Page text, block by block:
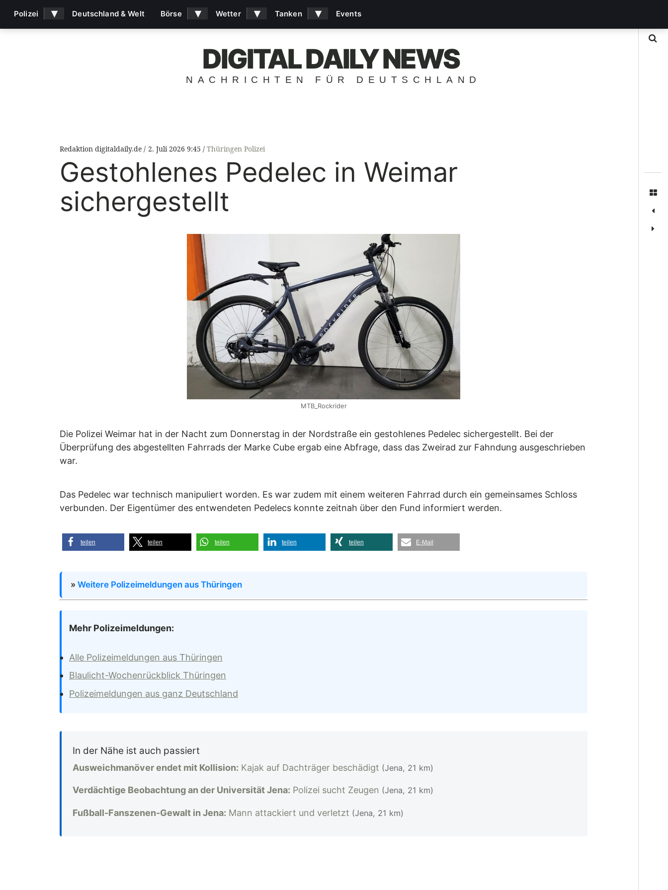
DIGITAL DAILY NEWS
NACHRICHTEN FÜR DEUTSCHLAND
Redaktion digitaldaily.de 2. Juli 2026 9:45 Thüringen Polizei
Gestohlenes Pedelec in Weimar
sichergestellt
MTB_Rockrider
Die Polizei Weimar hat in der Nacht zum Donnerstag in der Nordstraße ein gestohlenes Pedelec sichergestellt. Bei der
Überprüfung des abgestellten Fahrrads der Marke Cube ergab eine Abfrage, dass das Zweirad zur Fahndung ausgeschrieben
war.
Das Pedelec war technisch manipuliert worden. Es war zudem mit einem weiteren Fahrrad durch ein gemeinsames Schloss
verbunden. Der Eigentümer des entwendeten Pedelecs konnte zeitnah über den Fund informiert werden.
teilen teilen teilen teilen teilen E-Mail
» Weitere Polizeimeldungen aus Thüringen
Mehr Polizeimeldungen:
Alle Polizeimeldungen aus Thüringen
Blaulicht-Wochenrückblick Thüringen
Polizeimeldungen aus ganz Deutschland
In der Nähe ist auch passiert
Ausweichmanöver endet mit Kollision: Kajak auf Dachträger beschädigt (Jena, 21 km)
Verdächtige Beobachtung an der Universität Jena: Polizei sucht Zeugen (Jena, 21 km)
Fußball-Fanszenen-Gewalt in Jena: Mann attackiert und verletzt (Jena, 21 km)
Polizei ▾ Deutschland & Welt Börse ▾ Wetter ▾ Tanken ▾ Events